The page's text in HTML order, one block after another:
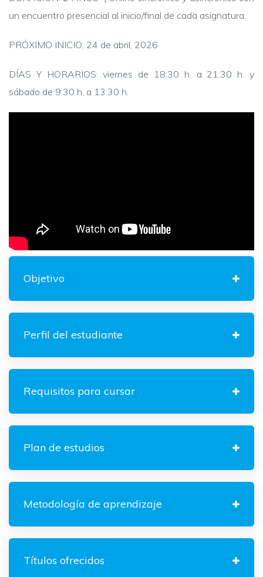
un encuentro presencial al inicio/final de cada asignatura.
PRÓXIMO INICIO: 24 de abril, 2026
DÍAS Y HORARIOS: viernes de 18:30 h. a 21:30 h. y
sábado de 9:30 h. a 13:30 h.
Objetivo
Perfil del estudiante
Requisitos para cursar
Plan de estudios
Metodología de aprendizaje
Títulos ofrecidos